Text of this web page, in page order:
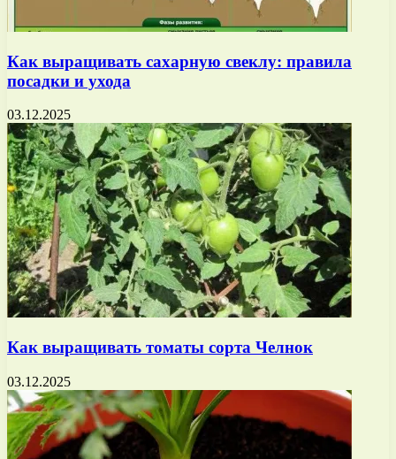
Как выращивать сахарную свеклу: правила
посадки и ухода
03.12.2025
Как выращивать томаты сорта Челнок
03.12.2025